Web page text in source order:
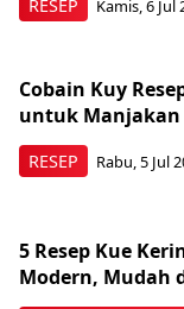
RESEP Kamis, 6 Jul
RESEP
Cobain Kuy
untuk Manjakan
Rabu, 5 Jul
5 Resep Kue
Modern, Mudah